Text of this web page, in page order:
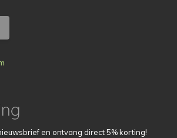
en ontvang direct 5% korting!